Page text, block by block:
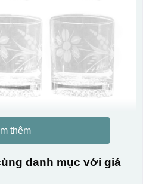
thêm
danh mục với giá